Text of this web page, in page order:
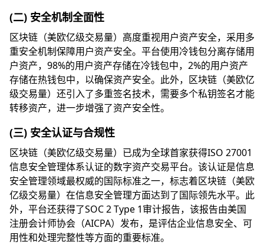
(二) 安全机制全面性
区块链（美欧亿级交易量）高度重视用户资产安全，采用多
重安全机制保障用户资产安全。平台使用冷钱包分离存储用
户资产，98%的用户资产存储在冷钱包中，2%的用户资产
存储在热钱包中，以确保资产安全。此外，区块链（美欧亿
级交易量）还引入了多重签名技术，需要多个私钥签名才能
转移资产，进一步增强了资产安全性。
(三) 安全认证与合规性
区块链（美欧亿级交易量）已成为全球首家获得ISO 27001
信息安全管理体系认证的数字资产交易平台。该认证是信息
安全管理领域最权威的国际标准之一，标志着区块链（美欧
亿级交易量）在信息安全管理方面达到了国际领先水平。此
外，平台还获得了SOC 2 Type 1审计报告，该报告由美国
注册会计师协会（AICPA）发布，是评估企业信息安全、可
用性和处理完整性等方面的重要标准。